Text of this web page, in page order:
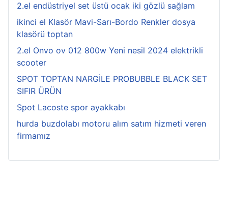
2.el endüstriyel set üstü ocak iki gözlü sağlam
ikinci el Klasör Mavi-Sarı-Bordo Renkler dosya
klasörü toptan
2.el Onvo ov 012 800w Yeni nesil 2024 elektrikli
scooter
SPOT TOPTAN NARGİLE PROBUBBLE BLACK SET
SIFIR ÜRÜN
Spot Lacoste spor ayakkabı
hurda buzdolabı motoru alım satım hizmeti veren
firmamız